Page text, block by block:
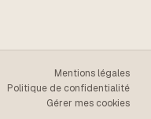
Mentions légales
Politique de confidentialité
Gérer mes cookies